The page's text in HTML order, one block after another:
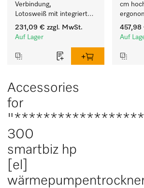
Verbindung,
Lotosweiß mit integrierter
Schublade für eine
besonders komfortable
231,09 € zzgl. MwSt.
Auf Lager
cm
457,98
Auf
Accessories
for
300
smartbiz hp
[el]